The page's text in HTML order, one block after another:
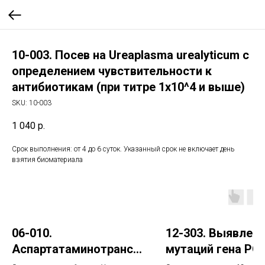
10-003. Посев на Ureaplasma urealyticum с
определением чувствительности к
антибиотикам (при титре 1х10^4 и выше)
SKU: 10-003
1 040 р.
Срок выполнения: от 4 до 6 суток. Указанный срок не включает день
взятия биоматериала
06-010.
Аспартатаминотрансф
12-303.
мутаций гена